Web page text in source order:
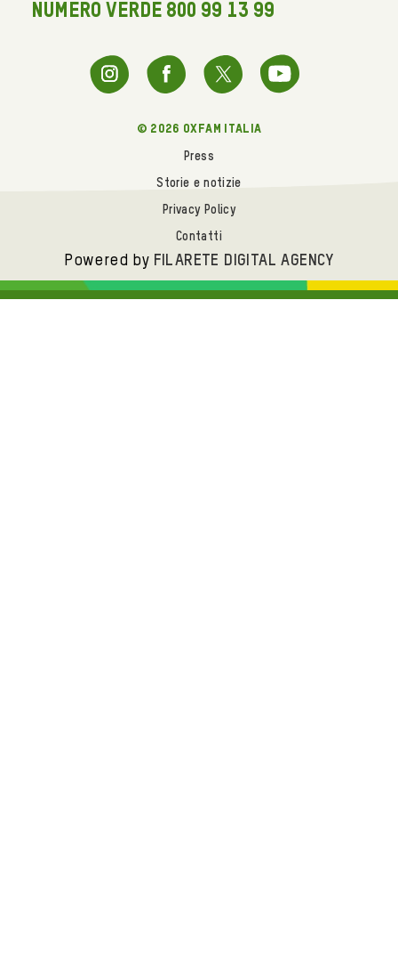
NUMERO VERDE 800 99 13 99
© 2026 oxfam italia
Press
Storie e notizie
Privacy Policy
Contatti
Powered by FILARETE DIGITAL AGENCY